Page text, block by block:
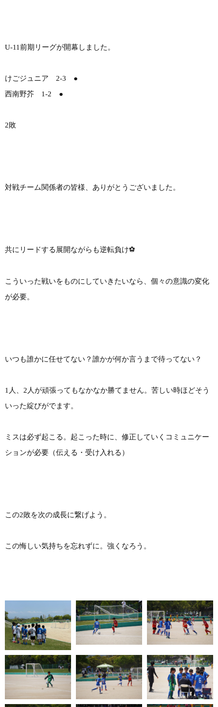
U-11前期リーグが開幕しました。
けごジュニア 2-3 ●
西南野芥 1-2 ●
2敗
対戦チーム関係者の皆様、ありがとうございました。
共にリードする展開ながらも逆転負け⚽
こういった戦いをものにしていきたいなら、個々の意識の変化
が必要。
いつも誰かに任せてない？誰かが何か言うまで待ってない？
1人、2人が頑張ってもなかなか勝てません。苦しい時ほどそう
いった綻びがでます。
ミスは必ず起こる。起こった時に、修正していくコミュニケー
ションが必要（伝える・受け入れる）
この2敗を次の成長に繋げよう。
この悔しい気持ちを忘れずに。強くなろう。